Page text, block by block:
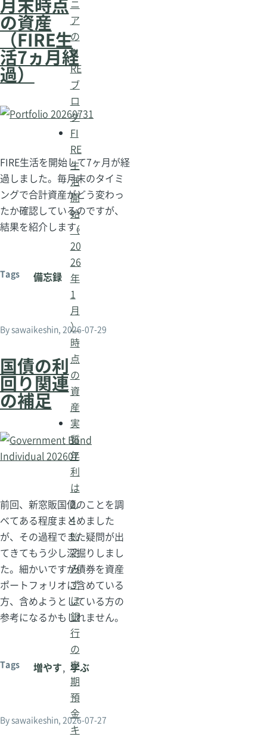
の資産
（FIRE生
活7ヵ月経
過）
FIRE生活を開始して7ヶ月が経
過しました。毎月末のタイミ
ングで合計資産がどう変わっ
たか確認しているのですが、
結果を紹介します。
Tags 備忘録
Bysawaikeshin, 2026-07-29
国債の利
回り関連
の補足
前回、新窓販国債のことを調
べてある程度まとめました
が、その過程でまた疑問が出
てきてもう少し深掘りしまし
た。細かいですが債券を資産
ポートフォリオに含めている
方、含めようとしている方の
参考になるかもしれません。
Tags 増やす 学ぶ
Bysawaikeshin, 2026-07-27
ニ
ア
の
FI
RE
ブ
ロ
グ
FI
RE
生
活
開
始
（
20
26
年
1
月
）
時
点
の
資
産
実
質
年
利
は
2.
4
%
？
み
ず
ほ
銀
行
の
定
期
預
金
キ